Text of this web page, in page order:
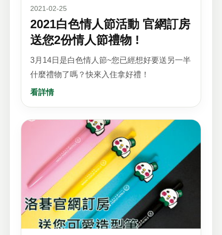
2021-02-25
2021白色情人節活動 官網訂房
送您2份情人節禮物 !
3月14日是白色情人節~您已經想好要送另一半
什麼禮物了嗎？快來入住拿好禮！
看詳情